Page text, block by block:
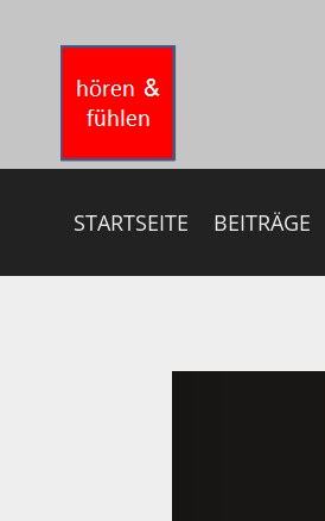
springen
STARTSEITE BEITRÄGE